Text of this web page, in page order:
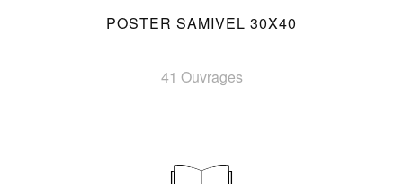
POSTER SAMIVEL 30X40
41 Ouvrages